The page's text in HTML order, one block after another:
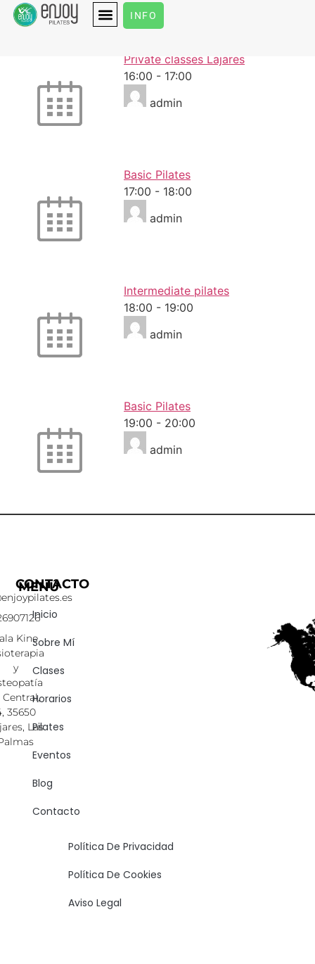
INFO
Monday
Private classes Lajares
16:00 - 17:00
admin
Basic Pilates
17:00 - 18:00
admin
Intermediate pilates
18:00 - 19:00
admin
Basic Pilates
19:00 - 20:00
admin
MENÚ
Inicio
Sobre Mí
Clases
Horarios
Pilates
Eventos
Blog
Contacto
Política De Privacidad
Política De Cookies
Aviso Legal
CONTACTO
Kine
y
Central,
35650
Las